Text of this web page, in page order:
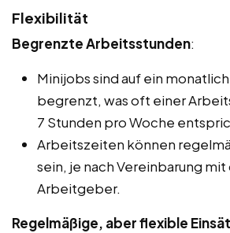
Flexibilität
Begrenzte Arbeitsstunden:
Minijobs sind auf ein
begrenzt, was oft einer
7 Stunden pro Woche
Arbeitszeiten können
sein, je nach Vereinbarung mit
Arbeitgeber.
Regelmäßige, aber flexible